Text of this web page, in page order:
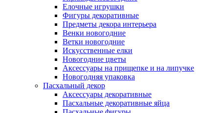
Елочные игрушки
Фигуры декоративные
Предметы декора интерьера
Венки новогодние
Ветки новогодние
Искусственные елки
Новогодние цветы
Аксессуары на прищепке и на липучке
Новогодняя упаковка
Пасхальный декор
Аксессуары декоративные
Пасхальные декоративные яйца